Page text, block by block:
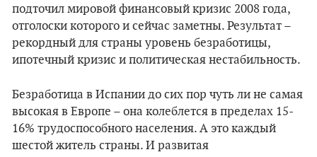
подточил мировой финансовый кризис 2008 года,
отголоски которого и сейчас заметны. Результат –
рекордный для страны уровень безработицы,
ипотечный кризис и политическая нестабильность.
Безработица в Испании до сих пор чуть ли не самая
высокая в Европе – она колеблется в пределах 15-
16% трудоспособного населения. А это каждый
шестой житель страны. И развитая